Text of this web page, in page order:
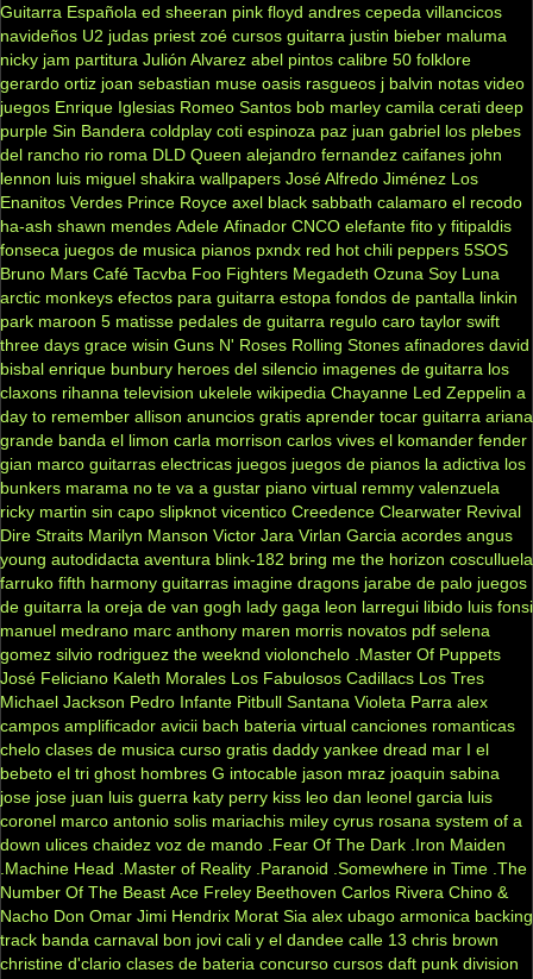
Guitarra Española ed sheeran pink floyd andres cepeda villancicos
navideños U2 judas priest zoé cursos guitarra justin bieber maluma
nicky jam partitura Julión Alvarez abel pintos calibre 50 folklore
gerardo ortiz joan sebastian muse oasis rasgueos j balvin notas video
juegos Enrique Iglesias Romeo Santos bob marley camila cerati deep
purple Sin Bandera coldplay coti espinoza paz juan gabriel los plebes
del rancho rio roma DLD Queen alejandro fernandez caifanes john
lennon luis miguel shakira wallpapers José Alfredo Jiménez Los
Enanitos Verdes Prince Royce axel black sabbath calamaro el recodo
ha-ash shawn mendes Adele Afinador CNCO elefante fito y fitipaldis
fonseca juegos de musica pianos pxndx red hot chili peppers 5SOS
Bruno Mars Café Tacvba Foo Fighters Megadeth Ozuna Soy Luna
arctic monkeys efectos para guitarra estopa fondos de pantalla linkin
park maroon 5 matisse pedales de guitarra regulo caro taylor swift
three days grace wisin Guns N' Roses Rolling Stones afinadores david
bisbal enrique bunbury heroes del silencio imagenes de guitarra los
claxons rihanna television ukelele wikipedia Chayanne Led Zeppelin a
day to remember allison anuncios gratis aprender tocar guitarra ariana
grande banda el limon carla morrison carlos vives el komander fender
gian marco guitarras electricas juegos juegos de pianos la adictiva los
bunkers marama no te va a gustar piano virtual remmy valenzuela
ricky martin sin capo slipknot vicentico Creedence Clearwater Revival
Dire Straits Marilyn Manson Victor Jara Virlan Garcia acordes angus
young autodidacta aventura blink-182 bring me the horizon cosculluela
farruko fifth harmony guitarras imagine dragons jarabe de palo juegos
de guitarra la oreja de van gogh lady gaga leon larregui libido luis fonsi
manuel medrano marc anthony maren morris novatos pdf selena
gomez silvio rodriguez the weeknd violonchelo .Master Of Puppets
José Feliciano Kaleth Morales Los Fabulosos Cadillacs Los Tres
Michael Jackson Pedro Infante Pitbull Santana Violeta Parra alex
campos amplificador avicii bach bateria virtual canciones romanticas
chelo clases de musica curso gratis daddy yankee dread mar I el
bebeto el tri ghost hombres G intocable jason mraz joaquin sabina
jose jose juan luis guerra katy perry kiss leo dan leonel garcia luis
coronel marco antonio solis mariachis miley cyrus rosana system of a
down ulices chaidez voz de mando .Fear Of The Dark .Iron Maiden
.Machine Head
.Master of Reality .Paranoid .Somewhere in Time .The
Number Of The Beast Ace Freley Beethoven Carlos Rivera Chino &
Nacho Don Omar Jimi Hendrix Morat Sia alex ubago armonica backing
track banda carnaval bon jovi cali y el dandee calle 13 chris brown
christine d'clario clases de bateria concurso cursos daft punk division